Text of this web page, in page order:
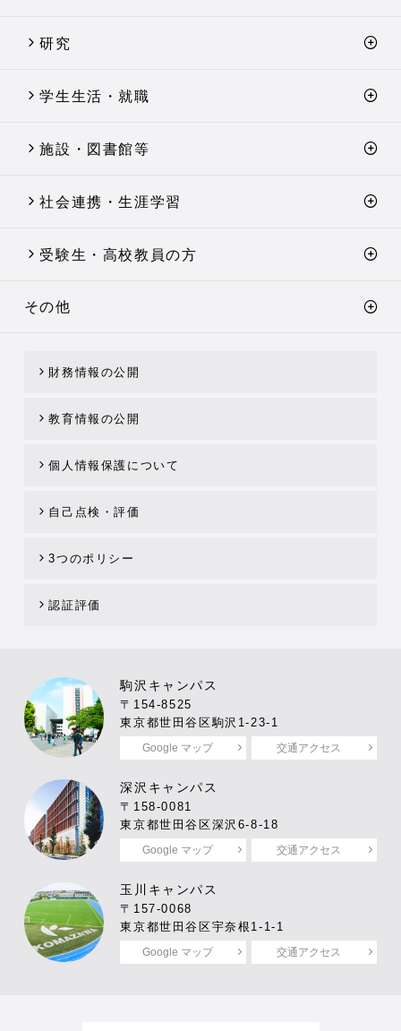
研究
学生生活・就職
施設・図書館等
社会連携・生涯学習
受験生・高校教員の方
その他
財務情報の公開
教育情報の公開
個人情報保護について
自己点検・評価
3つのポリシー
認証評価
駒沢キャンパス
〒154-8525
東京都世田谷区駒沢1-23-1
Google マップ 交通アクセス
深沢キャンパス
〒158-0081
東京都世田谷区深沢6-8-18
Google マップ 交通アクセス
玉川キャンパス
〒157-0068
東京都世田谷区宇奈根1-1-1
Google マップ 交通アクセス